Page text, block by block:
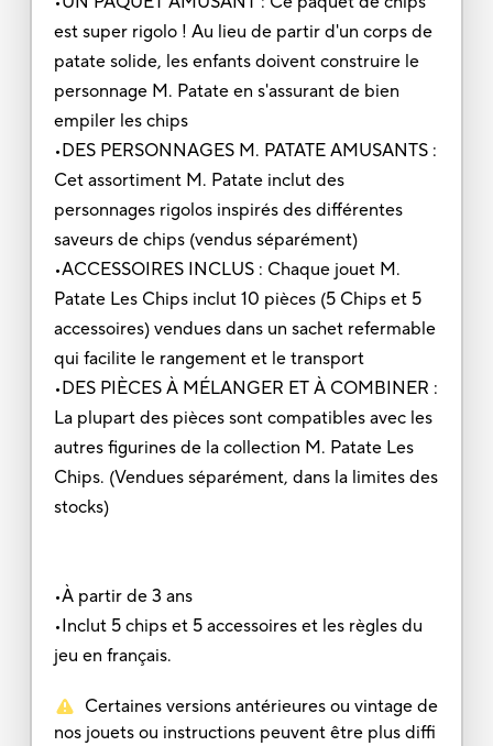
est super rigolo ! Au lieu de partir d'un corps de
patate solide, les enfants doivent construire le
personnage M. Patate en s'assurant de bien
empiler les chips
•DES PERSONNAGES M. PATATE AMUSANTS :
Cet assortiment M. Patate inclut des
personnages rigolos inspirés des différentes
saveurs de chips (vendus séparément)
•ACCESSOIRES INCLUS : Chaque jouet M.
Patate Les Chips inclut 10 pièces (5 Chips et 5
accessoires) vendues dans un sachet refermable
qui facilite le rangement et le transport
•DES PIÈCES À MÉLANGER ET À COMBINER :
La plupart des pièces sont compatibles avec les
autres figurines de la collection M. Patate Les
Chips. (Vendues séparément, dans la limites des
stocks)
•À partir de 3 ans
•Inclut 5 chips et 5 accessoires et les règles du
jeu en français.
Certaines versions antérieures ou vintage de
nos jouets ou instructions peuvent être plus diffi